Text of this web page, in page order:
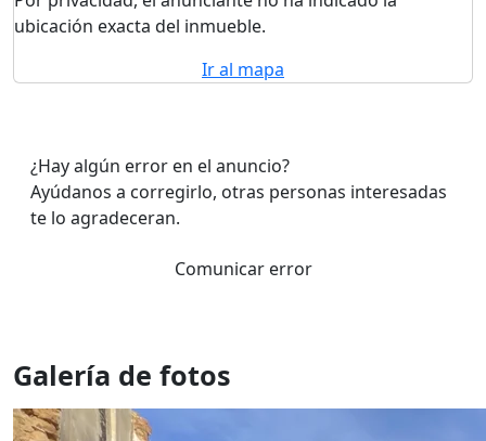
ubicación exacta del inmueble.
Ir al mapa
¿Hay algún error en el anuncio?
Ayúdanos a corregirlo, otras personas interesadas
te lo agradeceran.
Comunicar error
Galería de fotos